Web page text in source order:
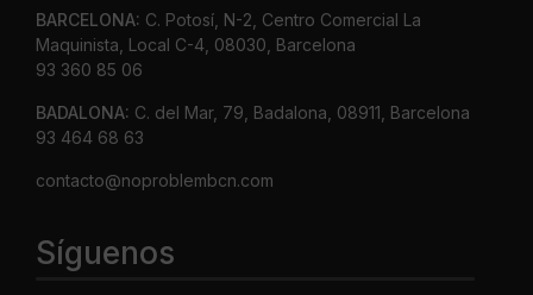
BARCELONA: C. Potosí, N-2, Centro Comercial La
Maquinista, Local C-4, 08030, Barcelona
93 360 85 06
BADALONA: C. del Mar, 79, Badalona, 08911, Barcelona
93 464 68 63
contacto@noproblembcn.com
Síguenos